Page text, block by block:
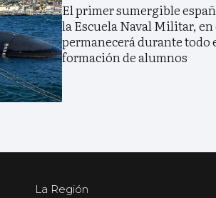
El primer sumergible
la Escuela Naval Militar,
permanecerá durante todo
formación de alumnos
La Región